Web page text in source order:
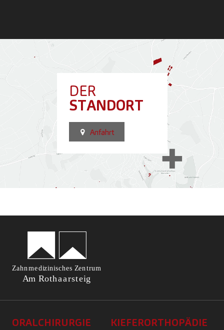
DER
STANDORT
Anfahrt
ORALCHIRURGIE KIEFERORTHOPÄDIE